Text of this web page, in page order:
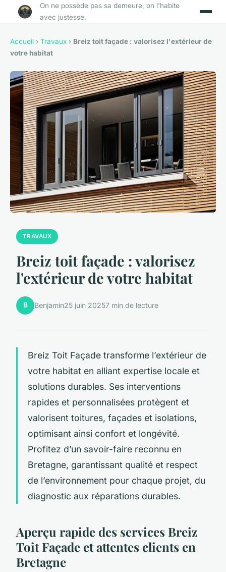
On ne possède pas sa demeure, on l'habite
avec justesse.
Accueil › Travaux › Breiz toit façade : valorisez l'extérieur de
votre habitat
TRAVAUX
Breiz toit façade : valorisez
l'extérieur de votre habitat
B Benjamin25 juin 20257 min de lecture
Breiz Toit Façade transforme l’extérieur de
votre habitat en alliant expertise locale et
solutions durables. Ses interventions
rapides et personnalisées protègent et
valorisent toitures, façades et isolations,
optimisant ainsi confort et longévité.
Profitez d’un savoir-faire reconnu en
Bretagne, garantissant qualité et respect
de l’environnement pour chaque projet, du
diagnostic aux réparations durables.
Aperçu rapide des services Breiz
Toit Façade et attentes clients en
Bretagne